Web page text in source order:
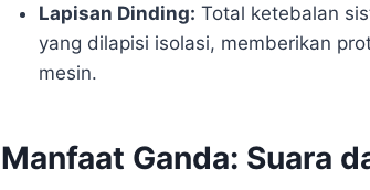
Lapisan Dinding: Total ketebalan
yang dilapisi isolasi, memberikan
mesin.
Manfaat Ganda: Suara